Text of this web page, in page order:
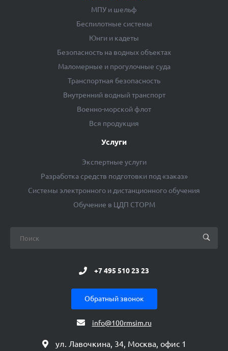
МПУ и шельф
Беспилотные системы
Юнги и кадеты
Безопасность на водных объектах
Маломерные и прогулочные суда
Транспортная безопасность
Внутренний водный транспорт
Военно-морской флот
Вся продукция
Услуги
Экспертные услуги
Разработка средств подготовки под «заказ»
Системы электронного и дистанционного обучения
Обучение в ЦДП СТОРМ
+7 495 510 23 23
Обратный звонок
info@100rmsim.ru
ул. Лавочкина, 34, Москва, офис 1